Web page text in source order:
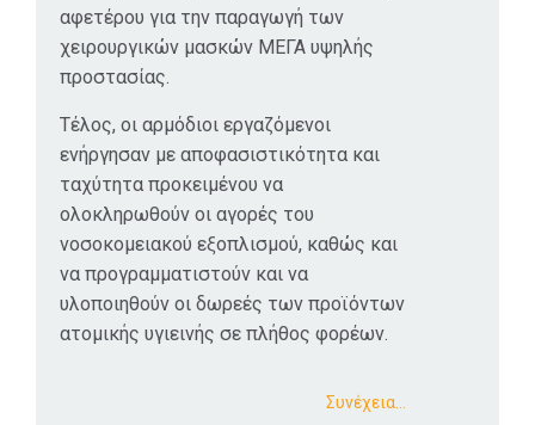
αφετέρου για την παραγωγή των
χειρουργικών μασκών ΜΕΓΑ υψηλής
προστασίας.
Τέλος, οι αρμόδιοι εργαζόμενοι
ενήργησαν με αποφασιστικότητα και
ταχύτητα προκειμένου να
ολοκληρωθούν οι αγορές του
νοσοκομειακού εξοπλισμού, καθώς και
να προγραμματιστούν και να
υλοποιηθούν οι δωρεές των προϊόντων
ατομικής υγιεινής σε πλήθος φορέων.
Συνέχεια…